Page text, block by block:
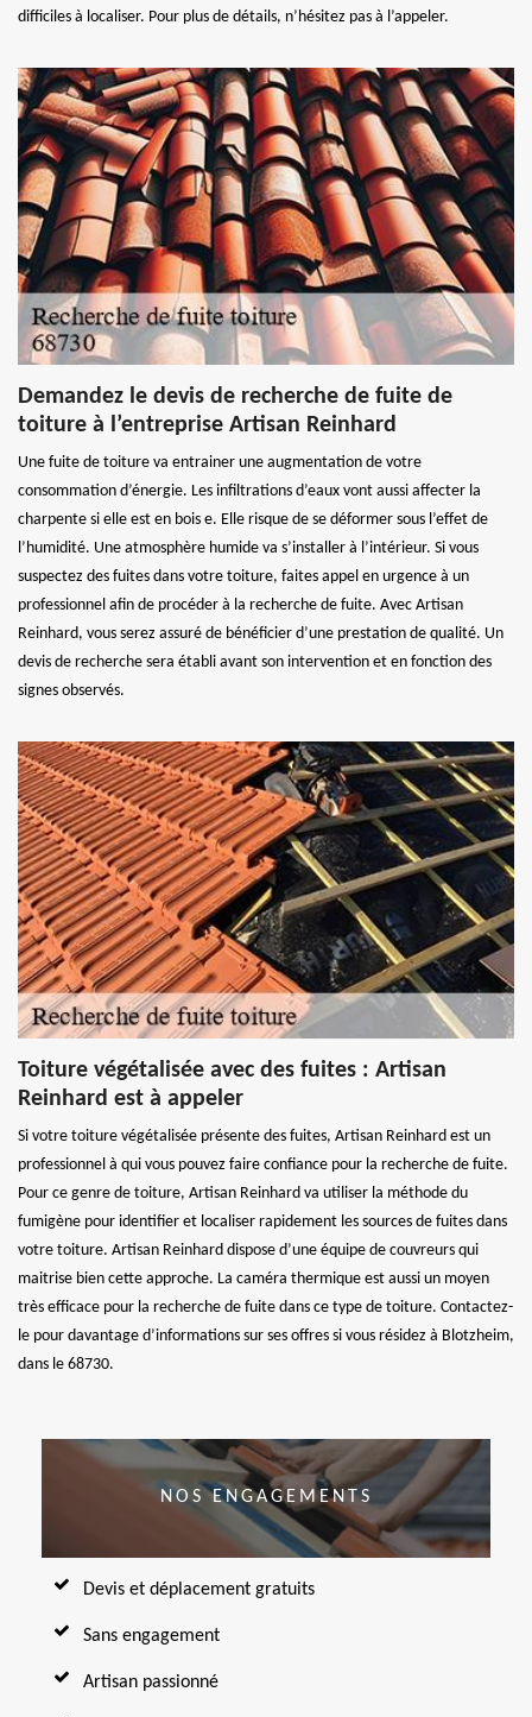
difficiles à localiser. Pour plus de détails, n’hésitez pas à l’appeler.
Demandez le devis de recherche de fuite de
toiture à l’entreprise Artisan Reinhard
Une fuite de toiture va entrainer une augmentation de votre
consommation d’énergie. Les infiltrations d’eaux vont aussi affecter la
charpente si elle est en bois e. Elle risque de se déformer sous l’effet de
l’humidité. Une atmosphère humide va s’installer à l’intérieur. Si vous
suspectez des fuites dans votre toiture, faites appel en urgence à un
professionnel afin de procéder à la recherche de fuite. Avec Artisan
Reinhard, vous serez assuré de bénéficier d’une prestation de qualité. Un
devis de recherche sera établi avant son intervention et en fonction des
signes observés.
Toiture végétalisée avec des fuites : Artisan
Reinhard est à appeler
Si votre toiture végétalisée présente des fuites, Artisan Reinhard est un
professionnel à qui vous pouvez faire confiance pour la recherche de fuite.
Pour ce genre de toiture, Artisan Reinhard va utiliser la méthode du
fumigène pour identifier et localiser rapidement les sources de fuites dans
votre toiture. Artisan Reinhard dispose d’une équipe de couvreurs qui
maitrise bien cette approche. La caméra thermique est aussi un moyen
très efficace pour la recherche de fuite dans ce type de toiture. Contactez-
le pour davantage d’informations sur ses offres si vous résidez à Blotzheim,
dans le 68730.
NOS ENGAGEMENTS
Devis et déplacement gratuits
Sans engagement
Artisan passionné